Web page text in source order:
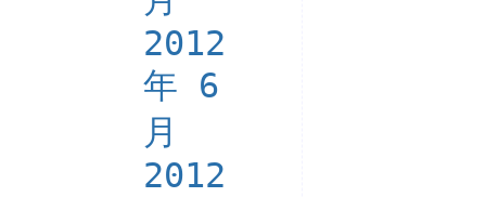
2012
年 6
月
2012